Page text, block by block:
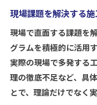
現場課題を解決する
現場で直面する課題を
グラムを積極的に活用
実際の現場で多発する
理の徹底不足など、具
とで、理論だけでなく